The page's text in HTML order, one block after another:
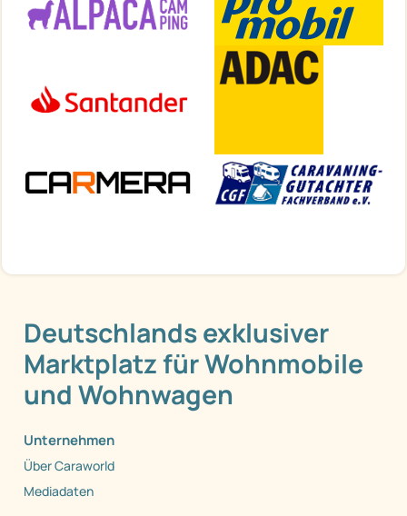
Deutschlands exklusiver
Marktplatz für Wohnmobile
und Wohnwagen
Unternehmen
Über Caraworld
Mediadaten